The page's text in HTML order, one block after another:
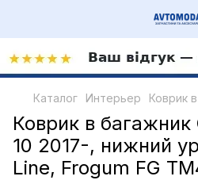
Каталог Интерьер Коврик
Коврик в
10 2017-, нижний
Line, Frogum FG